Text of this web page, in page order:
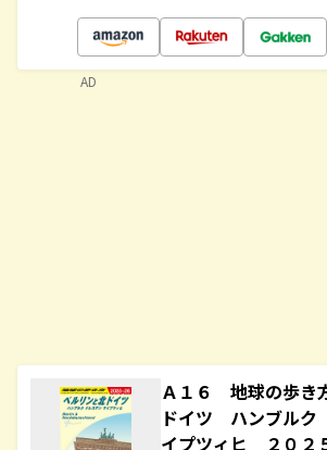
Ａ１６ 地球の歩き
ドイツ ハンブル
イプツィヒ ２０２
AD